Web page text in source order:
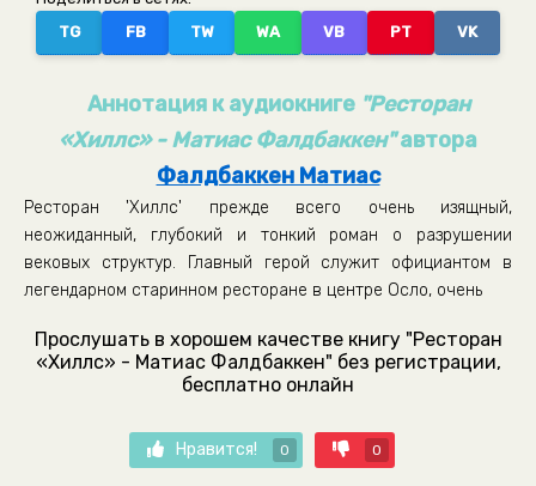
TG
FB TW WA VB PT VK
Аннотация к аудиокниге "Ресторан
«Хиллс» - Матиас Фалдбаккен"автора
Фалдбаккен Матиас
Ресторан 'Хиллс' прежде всего очень изящный,
неожиданный, глубокий и тонкий роман о разрушении
вековых структур. Главный герой служит официантом в
легендарном старинном ресторане в центре Осло, очень
Прослушать в хорошем качестве книгу "Ресторан
«Хиллс» - Матиас Фалдбаккен" без регистрации,
бесплатно онлайн
Нравится! 0 0